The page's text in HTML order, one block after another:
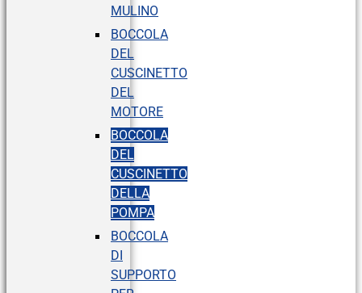
MULINO
BOCCOLA
DEL
CUSCINETTO
DEL
MOTORE
BOCCOLA
DEL
CUSCINETTO
DELLA
POMPA
BOCCOLA
DI
SUPPORTO